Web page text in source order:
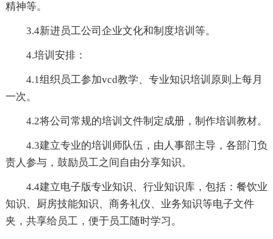
精神等。
3.4新进员工公司企业文化和制度培训等。
4.培训安排：
4.1组织员工参加vcd教学、专业知识培训原则上每月
一次。
4.2将公司常规的培训文件制定成册，制作培训教材。
4.3建立专业的培训师队伍，由人事部主导，各部门负
责人参与，鼓励员工之间自由分享知识。
4.4建立电子版专业知识、行业知识库，包括：餐饮业
知识、厨房技能知识、商务礼仪、业务知识等电子文件
夹，共享给员工，便于员工随时学习。